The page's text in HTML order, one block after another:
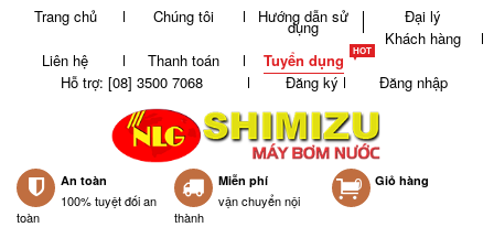
Trang chủ Chúng tôi Hướng dẫn sử
dụng
Đại lý
Khách hàng
Liên hệ
Thanh toán
Tuyển dụng
Đăng nhập
Đăng ký
Hỗ trợ: [08] 3500 7068
An toàn
100% tuyệt đối an
toàn
Miễn phí
vận chuyển nội
thành
0 Giỏ hàng